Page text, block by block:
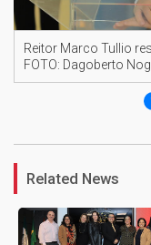
Reitor Marco Tullio
FOTO: Dagoberto
Related News